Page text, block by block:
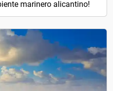
marinero alicantino!